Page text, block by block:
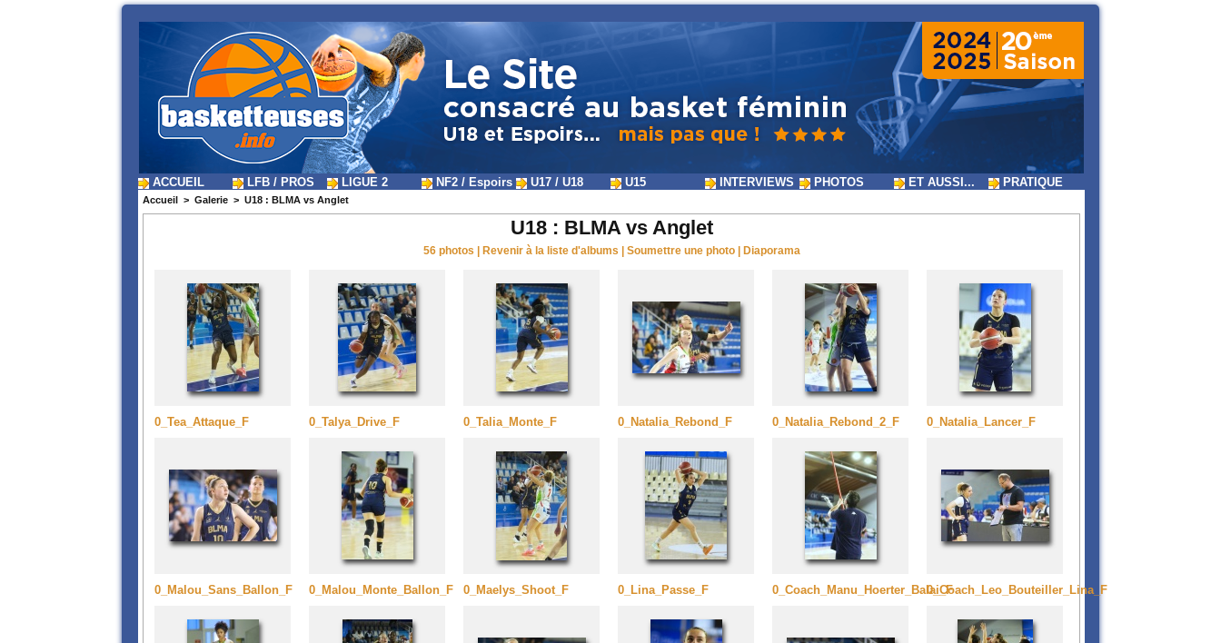
ACCUEIL LFB / PROS LIGUE 2 NF2 / Espoirs U17 / U18 U15 INTERVIEWS PHOTOS ET AUSSI... PRATIQUE
Accueil > Galerie > U18 : BLMA vs Anglet
U18 : BLMA vs Anglet
56 photos Revenir à la liste d'albums Soumettre une photo Diaporama
0_Tea_Attaque_F 0_Talya_Drive_F 0_Talia_Monte_F 0_Natalia_Rebond_F 0_Natalia_Rebond_2_F 0_Natalia_Lancer_F
0_Malou_Sans_Ballon_F 0_Malou_Monte_Ballon_F 0_Maelys_Shoot_F 0_Lina_Passe_F 0_Coach_Manu_Hoerter_Balai_F0_Coach_Leo_Bouteiller_Lina_F